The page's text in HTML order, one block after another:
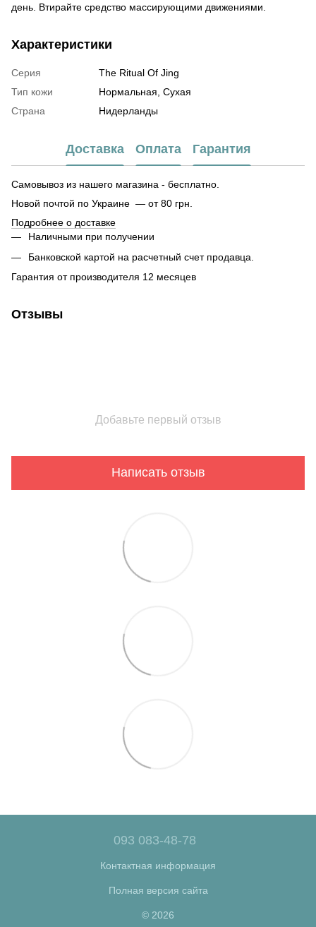
день. Втирайте средство массирующими движениями.
Характеристики
Серия
The Ritual Of Jing
Тип кожи
Нормальная, Сухая
Страна
Нидерланды
Доставка Оплата Гарантия
Самовывоз из нашего магазина - бесплатно.
Новой почтой по Украине — от 80 грн.
Подробнее о доставке
Наличными при получении
Банковской картой на расчетный счет продавца.
Гарантия от производителя 12 месяцев
Отзывы
Добавьте первый отзыв
Написать отзыв
093 083-48-78
Контактная информация
Полная версия сайта
© 2026